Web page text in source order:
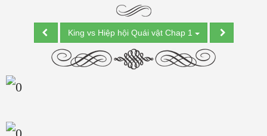
King vs Hiệp hội Quái vật Chap 1